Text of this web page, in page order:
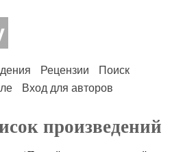
Рецензии
Поиск
Вход для авторов
произведений